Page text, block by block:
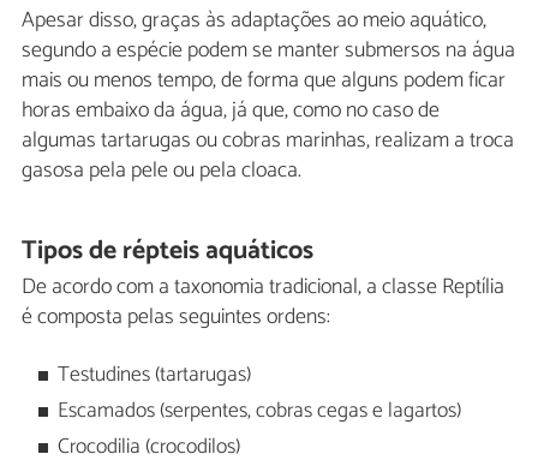
Apesar disso, graças às adaptações ao meio aquático,
segundo a espécie podem se manter submersos na água
mais ou menos tempo, de forma que alguns podem ficar
horas embaixo da água, já que, como no caso de
algumas tartarugas ou cobras marinhas, realizam a troca
gasosa pela pele ou pela cloaca.
Tipos de répteis aquáticos
De acordo com a taxonomia tradicional, a classe Reptília
é composta pelas seguintes ordens:
Testudines (tartarugas)
Escamados (serpentes, cobras cegas e lagartos)
Crocodilia (crocodilos)